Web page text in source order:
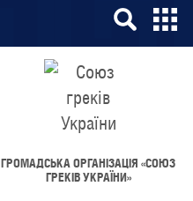
ГРОМАДСЬКА ОРГАНІЗАЦІЯ «СОЮЗ
ГРЕКІВ УКРАЇНИ»